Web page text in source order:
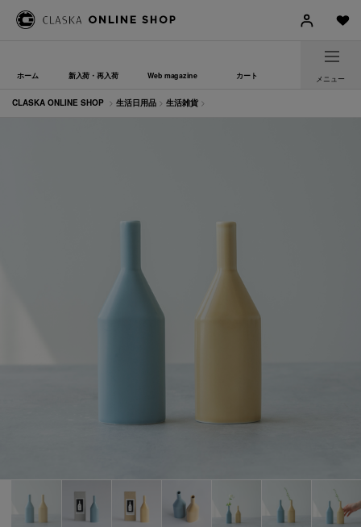
ホーム 新入荷・再入荷 Web magazine カート メニュー
CLASKA ONLINE SHOP > 生活日用品 > 生活雑貨 >